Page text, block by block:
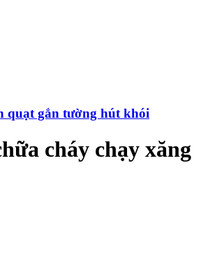
quạt gắn tường hút khói
cháy chạy xăng